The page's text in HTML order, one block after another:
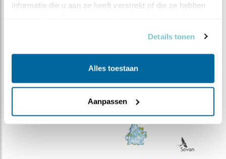
informatie die u aan ze heeft verstrekt of die ze hebben
Details tonen
Alles toestaan
Aanpassen